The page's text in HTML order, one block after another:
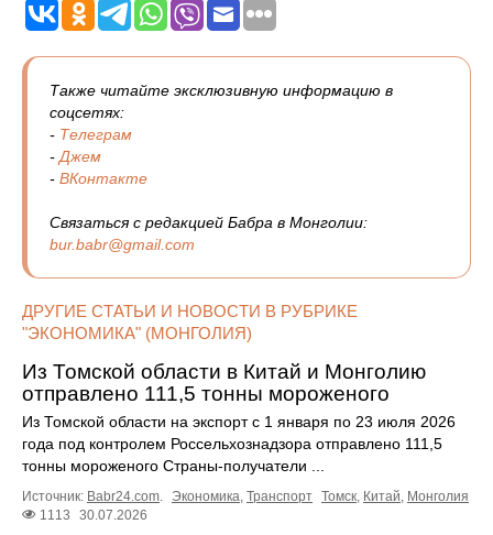
Также читайте эксклюзивную информацию в
соцсетях:
- Телеграм
-Джем
- ВКонтакте
Связаться с редакцией Бабра в Монголии:
bur.babr@gmail.com
ДРУГИЕ СТАТЬИ И НОВОСТИ В РУБРИКЕ
"ЭКОНОМИКА" (МОНГОЛИЯ)
Из Томской области в Китай и Монголию
отправлено 111,5 тонны мороженого
Из Томской области на экспорт с 1 января по 23 июля 2026
года под контролем Россельхознадзора отправлено 111,5
тонны мороженого Страны-получатели ...
Источник: Babr24.com. Экономика, Транспорт Томск, Китай, Монголия
1113
30.07.2026